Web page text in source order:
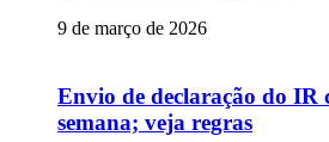
9 de março de 2026
Envio de declaração do IR
semana; veja regras